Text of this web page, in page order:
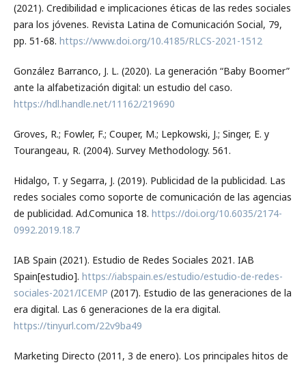
(2021). Credibilidad e implicaciones éticas de las redes sociales
para los jóvenes. Revista Latina de Comunicación Social, 79,
pp. 51-68. https://www.doi.org/10.4185/RLCS-2021-1512
González Barranco, J. L. (2020). La generación “Baby Boomer”
ante la alfabetización digital: un estudio del caso.
https://hdl.handle.net/11162/219690
Groves, R.; Fowler, F.; Couper, M.; Lepkowski, J.; Singer, E. y
Tourangeau, R. (2004). Survey Methodology. 561.
Hidalgo, T. y Segarra, J. (2019). Publicidad de la publicidad. Las
redes sociales como soporte de comunicación de las agencias
de publicidad. Ad.Comunica 18. https://doi.org/10.6035/2174-
0992.2019.18.7
IAB Spain (2021). Estudio de Redes Sociales 2021. IAB
Spain[estudio]. https://iabspain.es/estudio/estudio-de-redes-
sociales-2021/ICEMP (2017). Estudio de las generaciones de la
era digital. Las 6 generaciones de la era digital.
https://tinyurl.com/22v9ba49
Marketing Directo (2011, 3 de enero). Los principales hitos de